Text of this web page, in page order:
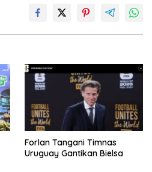
Forlan Tangani Timnas
Uruguay Gantikan Bielsa